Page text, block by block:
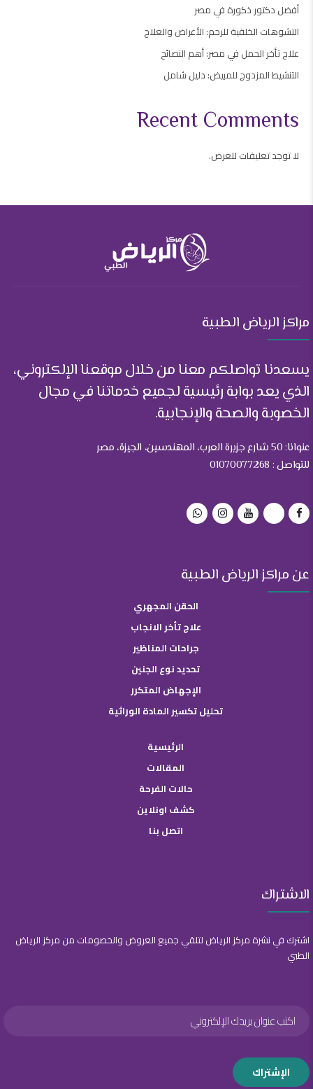
أفضل دكتور ذكورة في مصر
التشوهات الخلقية للرحم: الأعراض والعلاج
علاج تأخر الحمل في مصر: أهم النصائح
التنشيط المزدوج للمبيض: دليل شامل
Recent Comments
لا توجد تعليقات للعرض.
مراكز الرياض الطبية
يسعدنا تواصلكم معنا من خلال موقعنا الإلكتروني،
الذي يعد بوابة رئيسية لجميع خدماتنا في مجال
الخصوبة والصحة والإنجابية.
عنوانا: 50 شارع جزيرة العرب، المهندسين، الجيزة، مصر
للتواصل : 01070077268
عن مراكز الرياض الطبية
الحقن المجهري
علاج تأخر الانجاب
جراحات المناظير
تحديد نوع الجنين
الإجهاض المتكرر
تحليل تكسير المادة الوراثية
الرئيسية
المقالات
حالات الفرحة
كشف اونلاين
اتصل بنا
الاشتراك
اشترك في نشرة مركز الرياض لتلقي جميع العروض والخصومات من مركز الرياض
الطبي